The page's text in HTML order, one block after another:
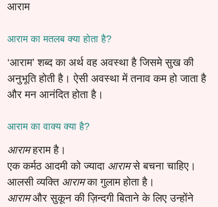
आराम
आराम का मतलब क्या होता है?
‘आराम’ शब्द का अर्थ वह अवस्था है जिसमे सुख की
अनुभूति होती है। ऐसी अवस्था में तनाव कम हो जाता है
और मन आनंदित होता है।
आराम का वाक्य क्या है?
आरामहराम है।
एक कर्मठ आदमी को ज्यादा आरामसे बचना चाहिए।
आलसी व्यक्ति आरामका गुलाम होता है।
आरामऔर सुकून की ज़िन्दगी बिताने के लिए उन्होंने